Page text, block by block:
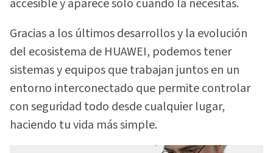
accesible y aparece solo cuando la necesitas.
Gracias a los últimos desarrollos y la evolución
del ecosistema de HUAWEI, podemos tener
sistemas y equipos que trabajan juntos en un
entorno interconectado que permite controlar
con seguridad todo desde cualquier lugar,
haciendo tu vida más simple.